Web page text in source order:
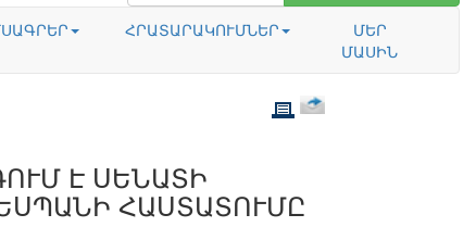
ՀՐԱՏԱՐԱԿՈՒՄՆԵՐ
ՄԵՐ
ՄԱՍԻՆ
Է ՍԵՆԱՏԻ
ՀԱՍՏԱՏՈՒՄԸ